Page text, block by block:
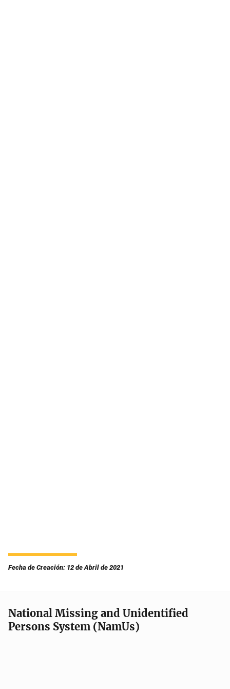
Fecha de Creación: 12 de Abril de 2021
National Missing and Unidentified
Persons System (NamUs)